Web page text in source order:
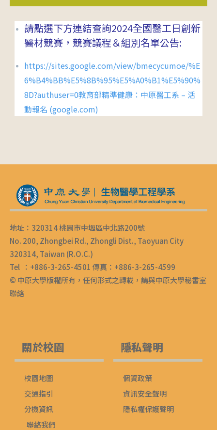
請點選下方連結查詢2024全國醫工日創新
醫材競賽，競賽議程＆組別名單公告:
https://sites.google.com/view/bmecycumoe/%E
6%B4%BB%E5%8B%95%E5%A0%B1%E5%90%
8D?authuser=0教育部精準健康：中原醫工系 – 活
動報名 (google.com)
地址：320314 桃園市中壢區中北路200號
No. 200, Zhongbei Rd., Zhongli Dist., Taoyuan City
320314, Taiwan (R.O.C.)
Tel ：+886-3-265-4501 傳真：+886-3-265-4599
© 中原大學版權所有，任何形式之轉載，請與中原大學秘書室
聯絡
關於校園
校園地圖
交通指引
分機資訊
聯絡我們
隱私聲明
個資政策
資訊安全聲明
隱私權保護聲明